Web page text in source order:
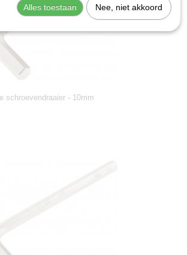
schroevendraaier - 10mm
Alles toestaan Nee, niet akkoord